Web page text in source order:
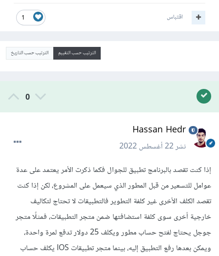
1 اقتباس
الترتيب حسب التقييم الترتيب حسب التاريخ
0
Hassan Hedr
نشر22 أغسطس 2022
إذا كنت تقصد بالبرنامج تطبيق للجوال فكما ذكرت الأمر يعتمد على عدة
عوامل للتسعير من قبل المطور الذي سيعمل على المشروع، لكن إذا كنت
تقصد الكلف الأخرى غير كلفة التطوير فالتطبيقات لا تحتاج لتكاليف
خارجية أخرى سوى كلفة استضافتها ضمن متجر التطبيقات، فمثلًا متجر
جوجل يحتاج لفتح حساب مطور ويكلف 25 دولار تدفع لمرة واحدة،
ويمكن بعدها رفع التطبيق إليه، بينما متجر تطبيقات IOS يكلف حساب